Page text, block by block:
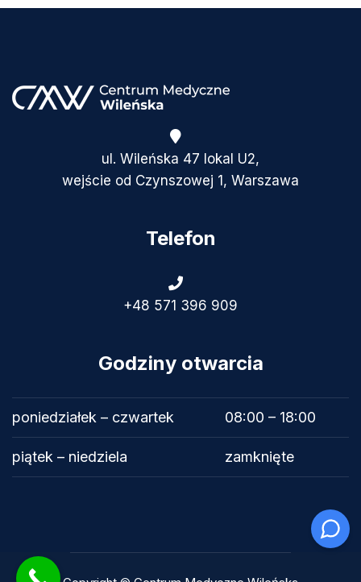
ul. Wileńska 47 lokal U2,
wejście od Czynszowej 1, Warszawa
Telefon
+48 571 396 909
Godziny otwarcia
poniedziałek – czwartek 08:00 – 18:00
piątek – niedziela zamknięte